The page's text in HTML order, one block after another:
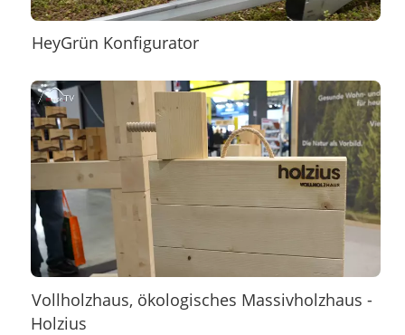
HeyGrün Konfigurator
Vollholzhaus, ökologisches Massivholzhaus -
Holzius